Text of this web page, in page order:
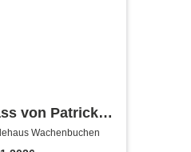
von Patrick
Wachenbuchen